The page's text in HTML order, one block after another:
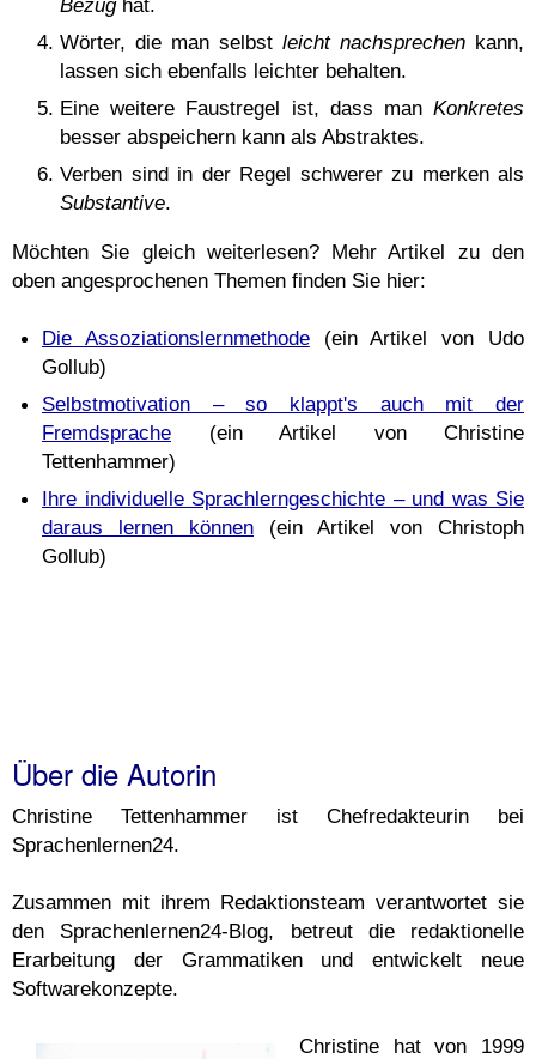
Bezughat.
Wörter, die man selbst leicht nachsprechen kann,
lassen sich ebenfalls leichter behalten.
Eine weitere Faustregel ist, dass man Konkretes
besser abspeichern kann als Abstraktes.
Verben sind in der Regel schwerer zu merken als
Substantive.
Möchten Sie gleich weiterlesen? Mehr Artikel zu den
oben angesprochenen Themen finden Sie hier:
Die Assoziationslernmethode(ein Artikel von Udo
Gollub)
Selbstmotivation – so klappt's auch mit der
Fremdsprache (ein Artikel von Christine
Tettenhammer)
Ihre individuelle Sprachlerngeschichte – und was Sie
daraus lernen können (ein Artikel von Christoph
Gollub)
Über die Autorin
Christine Tettenhammer ist Chefredakteurin bei
Sprachenlernen24.
Zusammen mit ihrem Redaktionsteam verantwortet sie
den Sprachenlernen24-Blog, betreut die redaktionelle
Erarbeitung der Grammatiken und entwickelt neue
Softwarekonzepte.
Christine hat von 1999